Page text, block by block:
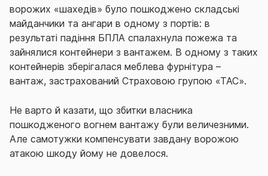
ворожих «шахедів» було пошкоджено складські
майданчики та ангари в одному з портів: в
результаті падіння БПЛА спалахнула пожежа та
зайнялися контейнери з вантажем. В одному з таких
контейнерів зберігалася меблева фурнітура –
вантаж, застрахований Страховою групою «ТАС».
Не варто й казати, що збитки власника
пошкодженого вогнем вантажу були величезними.
Але самотужки компенсувати завдану ворожою
атакою шкоду йому не довелося.